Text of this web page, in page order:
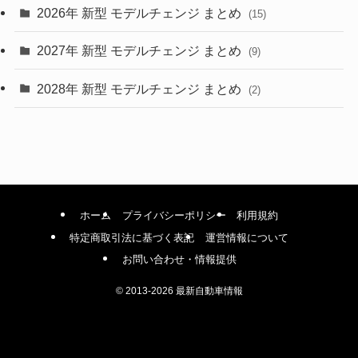
(4)
(1)
2026年 新型 モデルチェンジ まとめ (15)
2027年 新型 モデルチェンジ まとめ (9)
2028年 新型 モデルチェンジ まとめ (2)
ホーム プライバシーポリシー
利用規約
特定商取引法に基づく表記
運営情報について
お問い合わせ・情報提供
©2013-2026 最新自動車情報